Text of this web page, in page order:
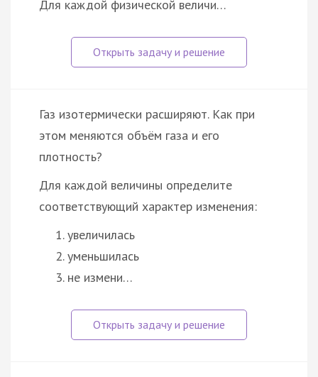
Для каждой физической величи…
Газ изотермически расширяют. Как при
этом меняются объём газа и его
плотность?
Для каждой величины определите
соответствующий характер изменения:
увеличилась
уменьшилась
не измени…